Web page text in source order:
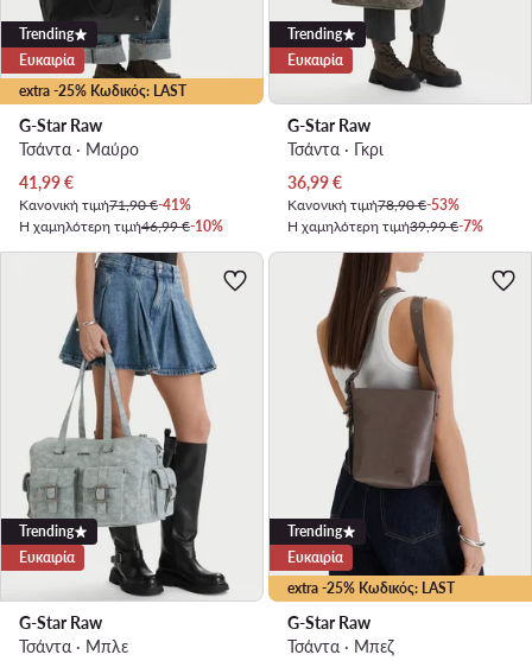
extra -25% Κωδικός: LAST
Trending
Ευκαιρία
G-Star Raw
Τσάντα · Μαύρο
Τρέχουσα τιμή
41,99€
Κανονική τιμή71,90 €-41%
Η χαμηλότερη τιμή46,99 €-10%
Trending
Ευκαιρία
G-Star Raw
Τσάντα · Γκρι
Τρέχουσα τιμή
36,99€
Κανονική τιμή78,90 €-53%
Η χαμηλότερη τιμή39,99 €-7%
Trending
Ευκαιρία
G-Star Raw
Τσάντα · Μπλε
extra -25% Κωδικός: LAST
Trending
Ευκαιρία
G-Star Raw
Τσάντα · Μπεζ